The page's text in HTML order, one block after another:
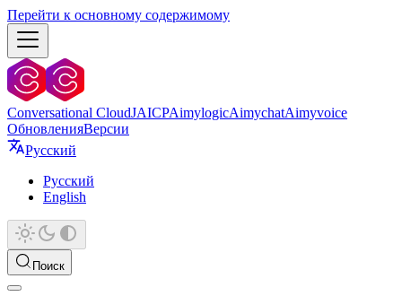
Перейти к основному содержимому
Conversational CloudJAICPAimylogicAimychatAimyvoice
ОбновленияВерсии
Русский
Русский
English
Поиск